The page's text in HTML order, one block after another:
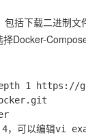
包括下载二进制文
Docker-
1 https://
，可以编辑vi